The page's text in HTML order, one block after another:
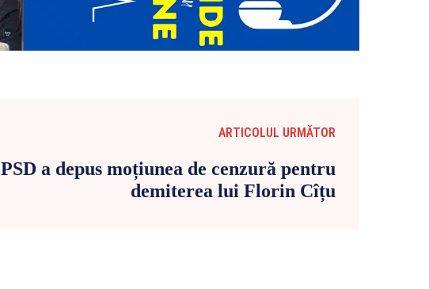
ARTICOLUL URMĂTOR
PSD a depus moțiunea de cenzură pentru
demiterea lui Florin Cîțu